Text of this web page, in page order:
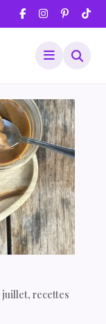
juillet, recettes